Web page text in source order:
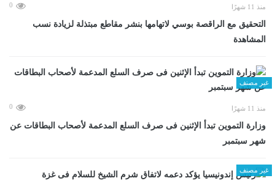
منذ 11 شهرًا 0
التحقيق مع الراقصة بوسي لاتهامها بنشر مقاطع مبتذلة لزيادة نسب
المشاهدة
غير مصنف
منذ 11 شهرًا 0
وزارة التموين تبدأ الإثنين فى صرف السلع المدعمة لأصحاب البطاقات عن
شهر سبتمبر
غير مصنف